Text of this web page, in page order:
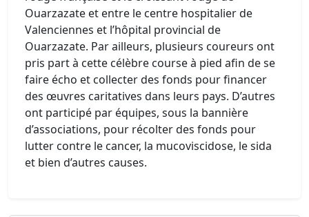
Ouarzazate et entre le centre hospitalier de
Valenciennes et l’hôpital provincial de
Ouarzazate. Par ailleurs, plusieurs coureurs ont
pris part à cette célèbre course à pied afin de se
faire écho et collecter des fonds pour financer
des œuvres caritatives dans leurs pays. D’autres
ont participé par équipes, sous la bannière
d’associations, pour récolter des fonds pour
lutter contre le cancer, la mucoviscidose, le sida
et bien d’autres causes.